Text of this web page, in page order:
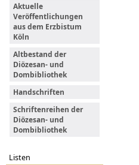
Aktuelle
Veröffentlichungen
aus dem Erzbistum
Köln
Altbestand der
Diözesan- und
Dombibliothek
Handschriften
Schriftenreihen der
Diözesan- und
Dombibliothek
Listen